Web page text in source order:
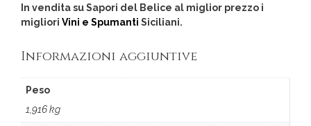
In vendita su Sapori del Belice al miglior prezzo i
migliori Vini e Spumanti Siciliani.
Informazioni aggiuntive
Peso
1,916 kg